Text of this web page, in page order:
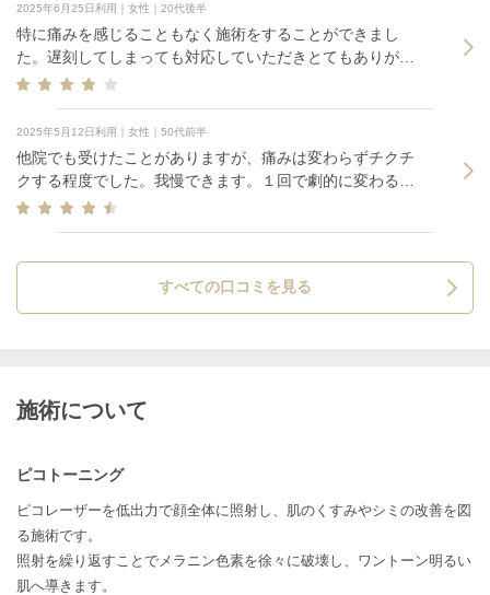
2025年6月25日利用｜女性｜20代後半
特に痛みを感じることもなく施術をすることができまし
た。遅刻してしまっても対応していただきとてもありがた
かったです。VISIAを受けることで自分に必要な施術を知っ
2025年5月12日利用｜女性｜50代前半
他院でも受けたことがありますが、痛みは変わらずチクチ
クする程度でした。我慢できます。１回で劇的に変わるも
のでは無いので経過をみつつ次回も検討します。
すべての口コミを見る
施術について
ピコトーニング
ピコレーザーを低出力で顔全体に照射し、肌のくすみやシミの改善を図
る施術です。
照射を繰り返すことでメラニン色素を徐々に破壊し、ワントーン明るい
肌へ導きます。